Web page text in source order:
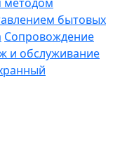
бытовых
Сопровождение
и обслуживание